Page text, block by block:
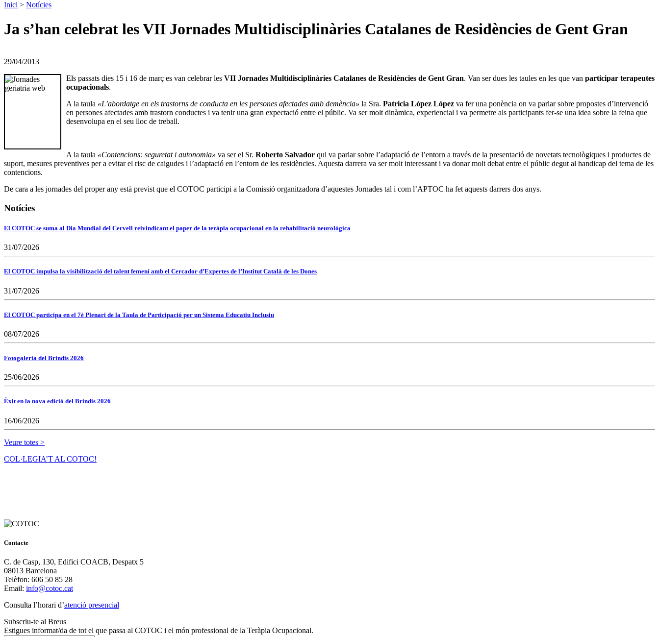
Inici > Notícies
Ja s’han celebrat les VII Jornades Multidisciplinàries Catalanes de Residències de Gent Gran
29/04/2013
Els passats dies 15 i 16 de març es van celebrar les VII Jornades Multidisciplinàries Catalanes de Residències de Gent Gran. Van ser dues les taules en les que van participar terapeutes
ocupacionals.
A la taula «L’abordatge en els trastorns de conducta en les persones afectades amb demència» la Sra. Patricia López López va fer una ponència on va parlar sobre propostes d’intervenció
en persones afectades amb trastorn conductes i va tenir una gran expectació entre el públic. Va ser molt dinàmica, experiencial i va permetre als participants fer-se una idea sobre la feina que
desenvolupa en el seu lloc de treball.
A la taula «Contencions: seguretat i autonomia» va ser el Sr. Roberto Salvador qui va parlar sobre l’adaptació de l’entorn a través de la presentació de novetats tecnològiques i productes de
suport, mesures preventives per a evitar el risc de caigudes i l’adaptació en l’entorn de les residències. Aquesta darrera va ser molt interessant i va donar molt debat entre el públic degut al handicap del tema de les
contencions.
De cara a les jornades del proper any està previst que el COTOC participi a la Comissió organitzadora d’aquestes Jornades tal i com l’APTOC ha fet aquests darrers dos anys.
Notícies
El COTOC se suma al Dia Mundial del Cervell reivindicant el paper de la teràpia ocupacional en la rehabilitació neurològica
31/07/2026
El COTOC impulsa la visibilització del talent femení amb el Cercador d’Expertes de l’Institut Català de les Dones
31/07/2026
El COTOC participa en el 7è Plenari de la Taula de Participació per un Sistema Educatiu Inclusiu
08/07/2026
Fotogaleria del Brindis 2026
25/06/2026
Èxit en la nova edició del Brindis 2026
16/06/2026
Veure totes >
COL·LEGIA’T AL COTOC!
Contacte
C. de Casp, 130, Edifici COACB, Despatx 5
08013 Barcelona
Telèfon: 606 50 85 28
Email: info@cotoc.cat
Consulta l’horari d’atenció presencial
Subscriu-te al Breus
Estigues informat/da de tot el que passa al COTOC i el món professional de la Teràpia Ocupacional.